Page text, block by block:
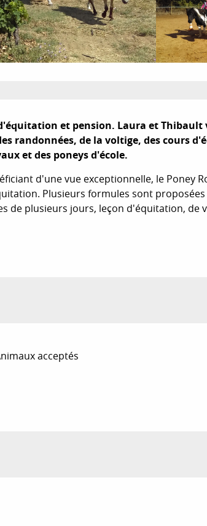
et pension. Laura et Thibault
randonnées, de la voltige, des cours
et des poneys d'école.
d'une vue exceptionnelle, le Poney
Plusieurs formules sont
de plusieurs jours, leçon d'équitation, de
acceptés